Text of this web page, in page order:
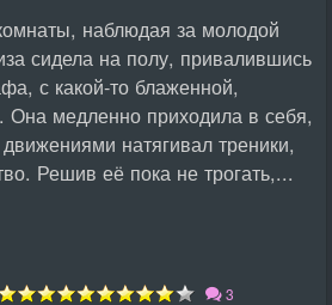
наблюдая за молодой
сидела на полу, привалившись
с какой-то блаженной,
Она медленно приходила в себя,
натягивал треники,
Решив её пока не трогать,...
3